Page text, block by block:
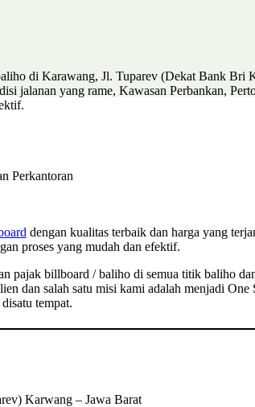
di Karawang, Jl. Tuparev (Dekat Bank Bri
jalanan yang rame, Kawasan Perbankan,
Perkantoran
dengan kualitas terbaik dan harga yang
proses yang mudah dan efektif.
pajak billboard / baliho di semua titik baliho
dan salah satu misi kami adalah menjadi One
tempat.
Karwang – Jawa Barat